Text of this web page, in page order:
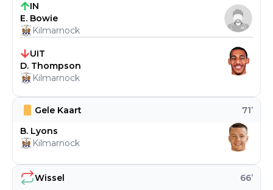
Wissel 66’
Gele Kaart 71’
B. Lyons
Kilmarnock
IN
E. Bowie
Kilmarnock
UIT
D. Thompson
Kilmarnock